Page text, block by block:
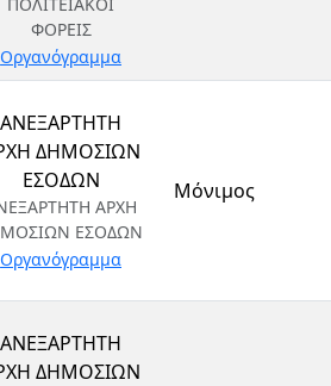
ΦΟΡΕΙΣ
Οργανόγραμμα
ΑΝΕΞΑΡΤΗΤΗ
ΔΗΜΟΣΙΩΝ
ΕΣΟΔΩΝ
ΑΡΧΗ
ΕΣΟΔΩΝ
Οργανόγραμμα
Μόνιμος
ΑΝΕΞΑΡΤΗΤΗ
ΔΗΜΟΣΙΩΝ